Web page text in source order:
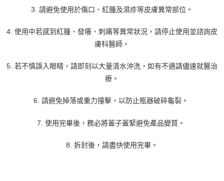
3. 請避免使用於傷口、紅腫及濕疹等皮膚異常部位。
4. 使用中若感到紅腫、發癢、刺痛等異常狀況，請停止使用並諮詢皮
膚科醫師。
5. 若不慎誤入眼睛，請即刻以大量清水沖洗，如有不適請儘速就醫治
療。
6. 請避免掉落或重力撞擊，以防止瓶器破碎龜裂。
7. 使用完畢後，務必將蓋子蓋緊避免產品變質。
8. 拆封後，請盡快使用完畢。